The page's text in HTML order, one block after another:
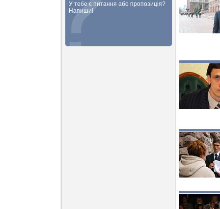
У тебе є питання або пропозиція?
Напиши!